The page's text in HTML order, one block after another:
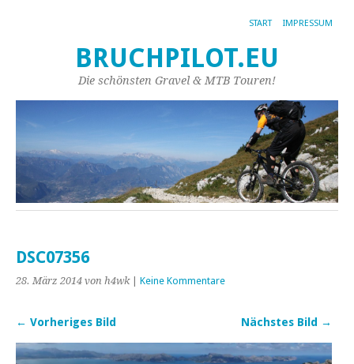
START IMPRESSUM
BRUCHPILOT.EU
Die schönsten Gravel & MTB Touren!
DSC07356
28. März 2014 von h4wk| Keine Kommentare
← Vorheriges Bild Nächstes Bild →